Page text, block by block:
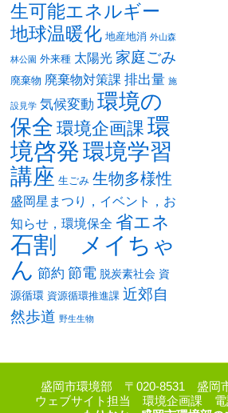
生可能エネルギー
地球温暖化 地産地消 外山森
林公園 外来種 太陽光 家庭ごみ
廃棄物 廃棄物対策課 排出量 施
設見学 気候変動 環境の
保全 環境企画課 環
境啓発環境学習
講座 生ごみ 生物多様性
盛岡星まつり，イベント，お
知らせ，環境保全 省エネ
石割 メイちゃ
ん 節約 節電 脱炭素社会 資
源循環 資源循環推進課 近郊自
然歩道 野生生物
盛岡市環境部 〒020-8531 盛岡
ウェブサイト担当 環境企画課